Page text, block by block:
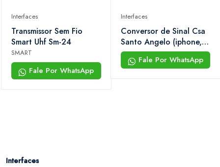
Interfaces
Transmissor Sem Fio
Smart Uhf Sm-24
SMART
Fale Por WhatsApp
Interfaces
Conversor de Sinal Csa
Santo Angelo (iphone,
Ipod, Ipad)
Fale Por WhatsApp
Interfaces